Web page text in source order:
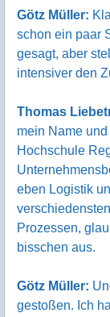
Götz Müller:
schon ein paar
gesagt, aber
intensiver den
Thomas
mein Name
Hochschule
eben Logistik
Prozessen,
bisschen aus.
Götz Müller:
gestoßen. Ich